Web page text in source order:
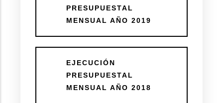
PRESUPUESTAL
MENSUAL AÑO 2019
EJECUCIÓN
PRESUPUESTAL
MENSUAL AÑO 2018